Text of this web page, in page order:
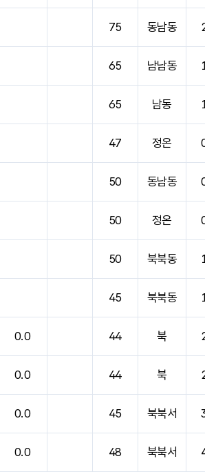
75 동남동
65 남남동
65 남동
47 정온
50 동남동
50 정온
50 북북동
45 북북동
0.0 44 북
0.0 44 북
0.0 45 북북서
0.0 48 북북서